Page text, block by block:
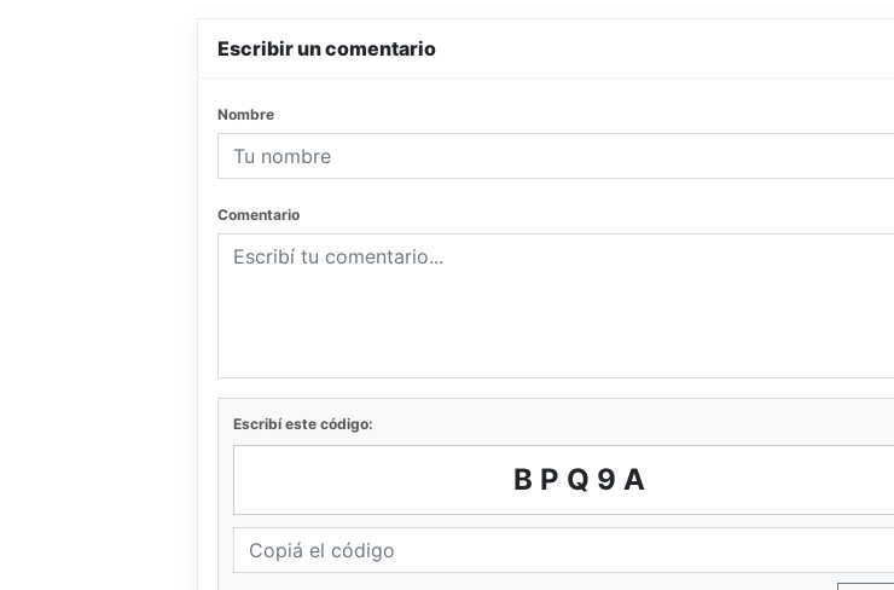
Escribir un comentario
Nombre
Comentario
Escribí este código:
BPQ9A